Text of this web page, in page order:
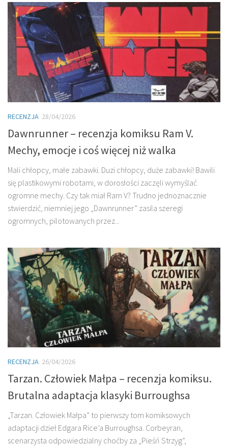
RECENZJA 28/04/2026
Dawnrunner – recenzja komiksu Ram V.
Mechy, emocje i coś więcej niż walka
Mali chłopcy, małe zabawki. Duzi chłopcy, duże zabawki! Bawili
się plastikowymi robotami, w dorosłości zaczęli wymyślać
ogromne mechy. Czy tak miał Ram V? Trudno jednoznacznie
stwierdzić, niemniej jego „Dawnrunner” zasila szeregi
ogromnych, pilotowanych przez...
RECENZJA 26/04/2026
Tarzan. Człowiek Małpa – recenzja komiksu.
Brutalna adaptacja klasyki Burroughsa
„Tarzan. Człowiek Małpa” to pierwszy tom komiksowych
adaptacji dzieł Edgara Rice’a Burroughsa. Corbeyran,
scenarzysta odpowiedzialny choćby za „Pieśń Strzyg”,